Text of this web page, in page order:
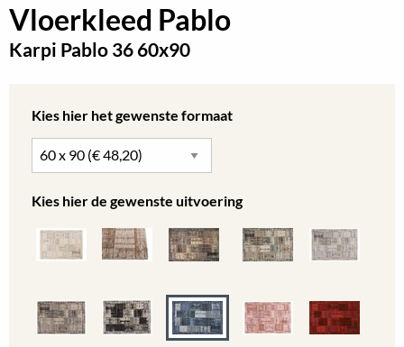
Vloerkleed Pablo
Karpi Pablo 36 60x90
Kies hier het gewenste formaat
Kies hier de gewenste uitvoering